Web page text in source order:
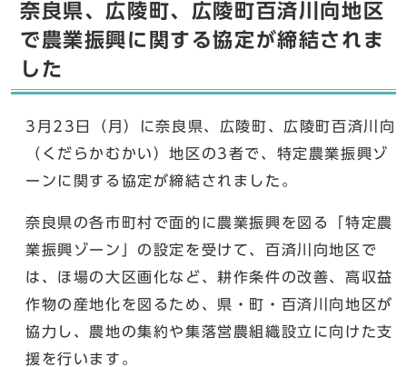
奈良県、広陵町、広陵町百済川向地区
で農業振興に関する協定が締結されま
した
3月23日（月）に奈良県、広陵町、広陵町百済川向
（くだらかむかい）地区の3者で、特定農業振興ゾ
ーンに関する協定が締結されました。
奈良県の各市町村で面的に農業振興を図る「特定農
業振興ゾーン」の設定を受けて、百済川向地区で
は、ほ場の大区画化など、耕作条件の改善、高収益
作物の産地化を図るため、県・町・百済川向地区が
協力し、農地の集約や集落営農組織設立に向けた支
援を行います。